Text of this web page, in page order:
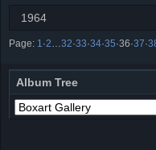
1964
Page: 1 ·2 32·33·34·35·36·37·
Album Tree